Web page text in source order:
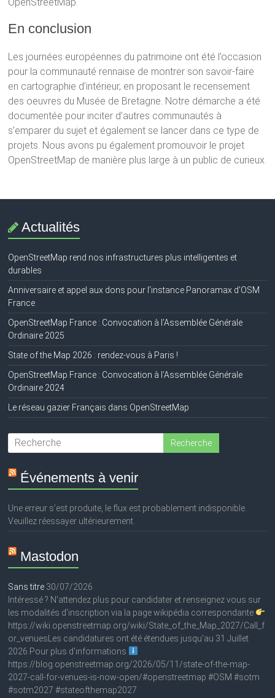
En conclusion
Les journées européennes du patrimoine ont été l’occasion
pour la communauté rennaise de montrer son savoir-faire
en cartographie d’intérieur, en proposant le recensement
des oeuvres du Musée de Bretagne. Notre démarche a été
documentée pour inciter d’autres communautés à
s’emparer du sujet et également se lancer dans ce type de
projets. Nous avons pu également promouvoir le projet
OpenStreetMap de manière plus large à un public de curieux.
Actualités
OpenStreetMap rend nos infrastructures plus intelligentes et
durables
Anniversaire et appel aux dons pour l’instance Panoramax d’OSM
France
OpenStreetMap France : Convocation à l’Assemblée Générale
Ordinaire 2025
State of the Map 2026 : rendez-vous à Paris !
OpenStreetMap France : Convocation à l’Assemblée Générale
Ordinaire 2024
Le réseau gazier Français dans OpenStreetMap
Événements à venir
Une erreur s’est produite, le flux est probablement indisponible.
Veuillez réessayer ultérieurement.
Mastodon
Sans titre 30/07/2026
Intéressé ? N'attendez plus pour candidater et renseignez vous sur
les modalités d'inscription via la page wikipédia correspondante
https://wiki.openstreetmap.org/wiki/State_of_the_Map_2027/Call_f
or_venuesLes candidatures ont été étendues jusqu'au 31 Juillet
2026.Pour plus d'informations
https://blog.openstreetmap.org/2026/05/11/state-of-the-map-
2027-call-for-venues-is-now-open/#openstreetmap #OSM #sotm
#sotm2027 #stateofthemap2027